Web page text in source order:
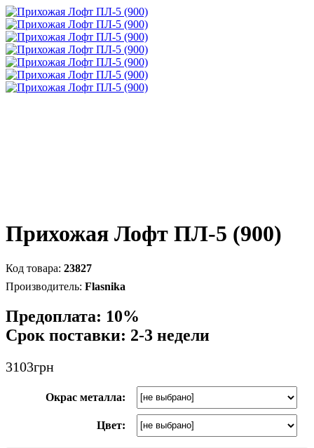
Прихожая Лофт ПЛ-5 (900)
23827
Flasnika
Предоплата: 10%
Срок поставки: 2-3 недели
3103грн
Окрас металла:
Цвет: